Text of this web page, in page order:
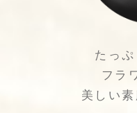
たっ
フラ
美しい